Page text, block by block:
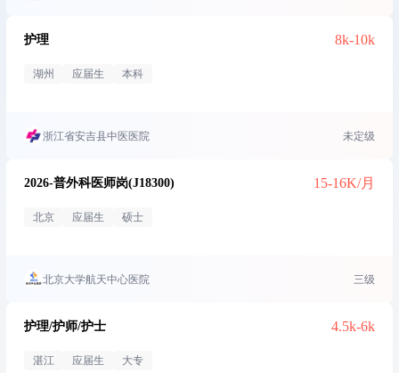
护理 8k-10k
湖州 应届生 本科
浙江省安吉县中医医院 未定级
2026-普外科医师岗(J18300) 15-16K/月
北京 应届生 硕士
北京大学航天中心医院 三级
护理/护师/护士 4.5k-6k
湛江 应届生 大专